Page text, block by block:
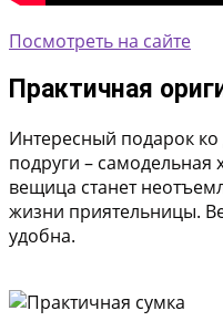
Посмотреть на сайте
Практичная
Интересный подарок
подруги – самодельная
вещица станет
жизни приятельницы.
удобна.